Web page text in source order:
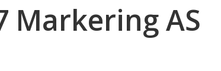
Markering AS